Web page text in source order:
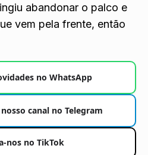
abandonar o palco e
vem pela frente, então
no WhatsApp
canal no Telegram
nos no TikTok